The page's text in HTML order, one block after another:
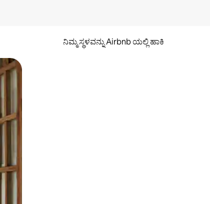
ನಿಮ್ಮ ಸ್ಥಳವನ್ನು Airbnb ಯಲ್ಲಿ ಹಾಕಿ